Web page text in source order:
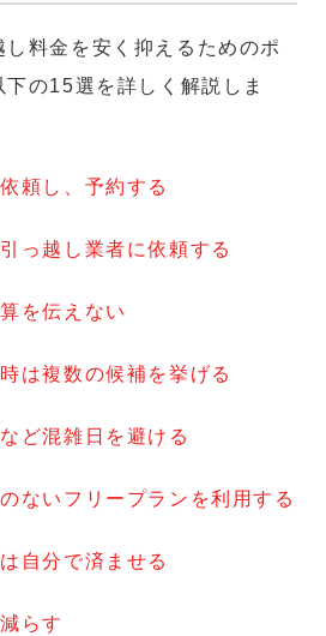
料金を安く抑えるためのポ
の15選を詳しく解説しま
頼し、予約する
っ越し業者に依頼する
を伝えない
は複数の候補を挙げる
ど混雑日を避ける
ないフリープランを利用する
自分で済ませる
らす